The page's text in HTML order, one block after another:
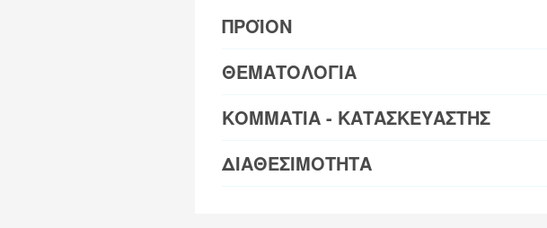
ΠΡΟΪΟΝ
ΘΕΜΑΤΟΛΟΓΙΑ
ΚΟΜΜΑΤΙΑ - ΚΑΤΑΣΚΕΥΑΣΤΗΣ
ΔΙΑΘΕΣΙΜΟΤΗΤΑ